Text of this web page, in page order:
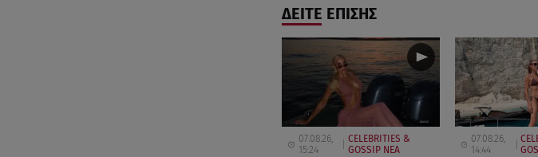
ΔΕΙΤΕ ΕΠΙΣΗΣ
07.08.26,
15:24
CELEBRITIES &
GOSSIP ΝΕΑ
07.08.26,
14:44